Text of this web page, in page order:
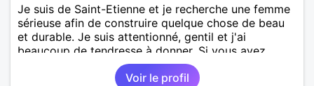
Je suis de Saint-Etienne et je recherche une femme
sérieuse afin de construire quelque chose de beau
et durable. Je suis attentionné, gentil et j'ai
beaucoup de tendresse à donner. Si vous avez
également ces qualité on peut surement s'entendre,
au plaisir de vous lire !Voir le profil